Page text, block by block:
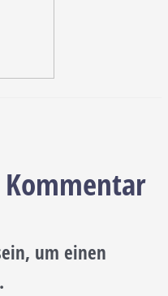
um einen